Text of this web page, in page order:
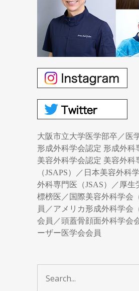
大阪市立大学医学部卒／医
形成外科学会認定 形成外科
美容外科学会認定 美容外科
（JSAPS）／日本美容外科
外科専門医（JSAS）／厚生
標榜医／国際美容外科学会
員／アメリカ形成外科学会
会員／頭蓋骨顔面外科学会
ーザー医学会会員